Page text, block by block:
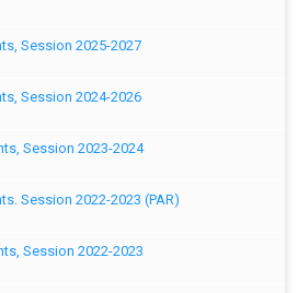
Session 2025-2027
Session 2024-2026
Session 2023-2024
Session 2022-2023 (PAR)
Session 2022-2023